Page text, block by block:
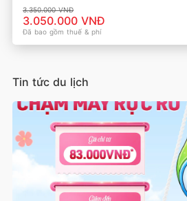
3.350.000 VNĐ
3.050.000 VNĐ
Đã bao gồm thuế & phí
Tin tức du lịch